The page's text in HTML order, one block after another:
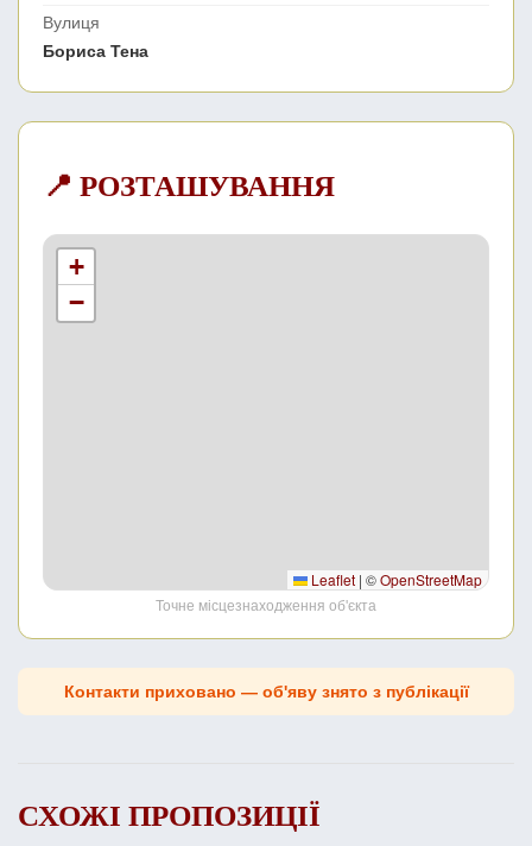
Вулиця
Бориса Тена
📍 РОЗТАШУВАННЯ
+
−
Leaflet | ©OpenStreetMap
Точне місцезнаходження об'єкта
Контакти приховано — об'яву знято з публікації
СХОЖІ ПРОПОЗИЦІЇ